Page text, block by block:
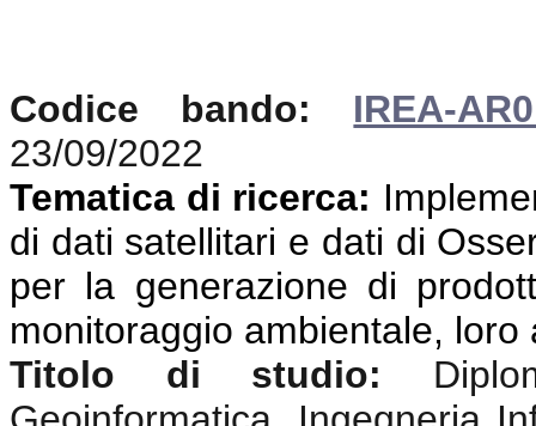
Codice bando:
IREA-
23/09/2022
Tematica di ricerca:
di dati satellitari e dati di
per la generazione di
monitoraggio ambientale,
Titolo di studio: